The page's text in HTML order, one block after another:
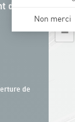
de la
de
+
−